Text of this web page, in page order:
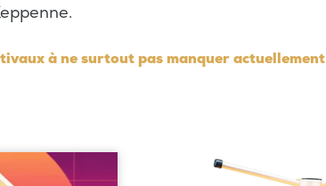
à ne surtout pas manquer actuellement